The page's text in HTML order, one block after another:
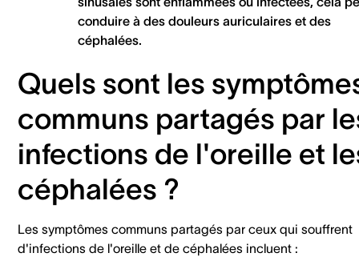
conduire à des douleurs auriculaires et des
céphalées.
Quels sont les
communs partagés par
infections de l'oreille et
céphalées ?
Les symptômes communs partagés par ceux qui souffrent
d'infections de l'oreille et de céphalées incluent :